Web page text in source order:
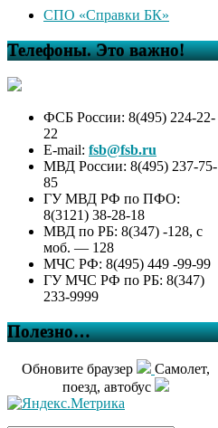
СПО «Справки БК»
Телефоны. Это важно!
ФСБ России: 8(495) 224-22-
22
E-mail: fsb@fsb.ru
МВД России: 8(495) 237-75-
85
ГУ МВД РФ по ПФО:
8(3121) 38-28-18
МВД по РБ: 8(347) -128, с
моб. — 128
МЧС РФ: 8(495) 449 -99-99
ГУ МЧС РФ по РБ: 8(347)
233-9999
Полезно…
Обновите браузер
Самолет,
поезд, автобус